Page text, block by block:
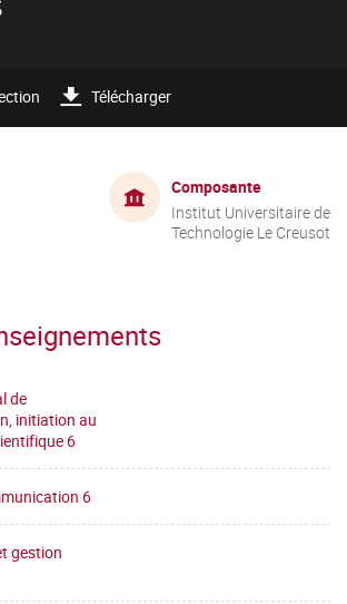
Télécharger
Composante
Institut Universitaire de
Technologie Le Creusot
de
initiation au
6
6
gestion